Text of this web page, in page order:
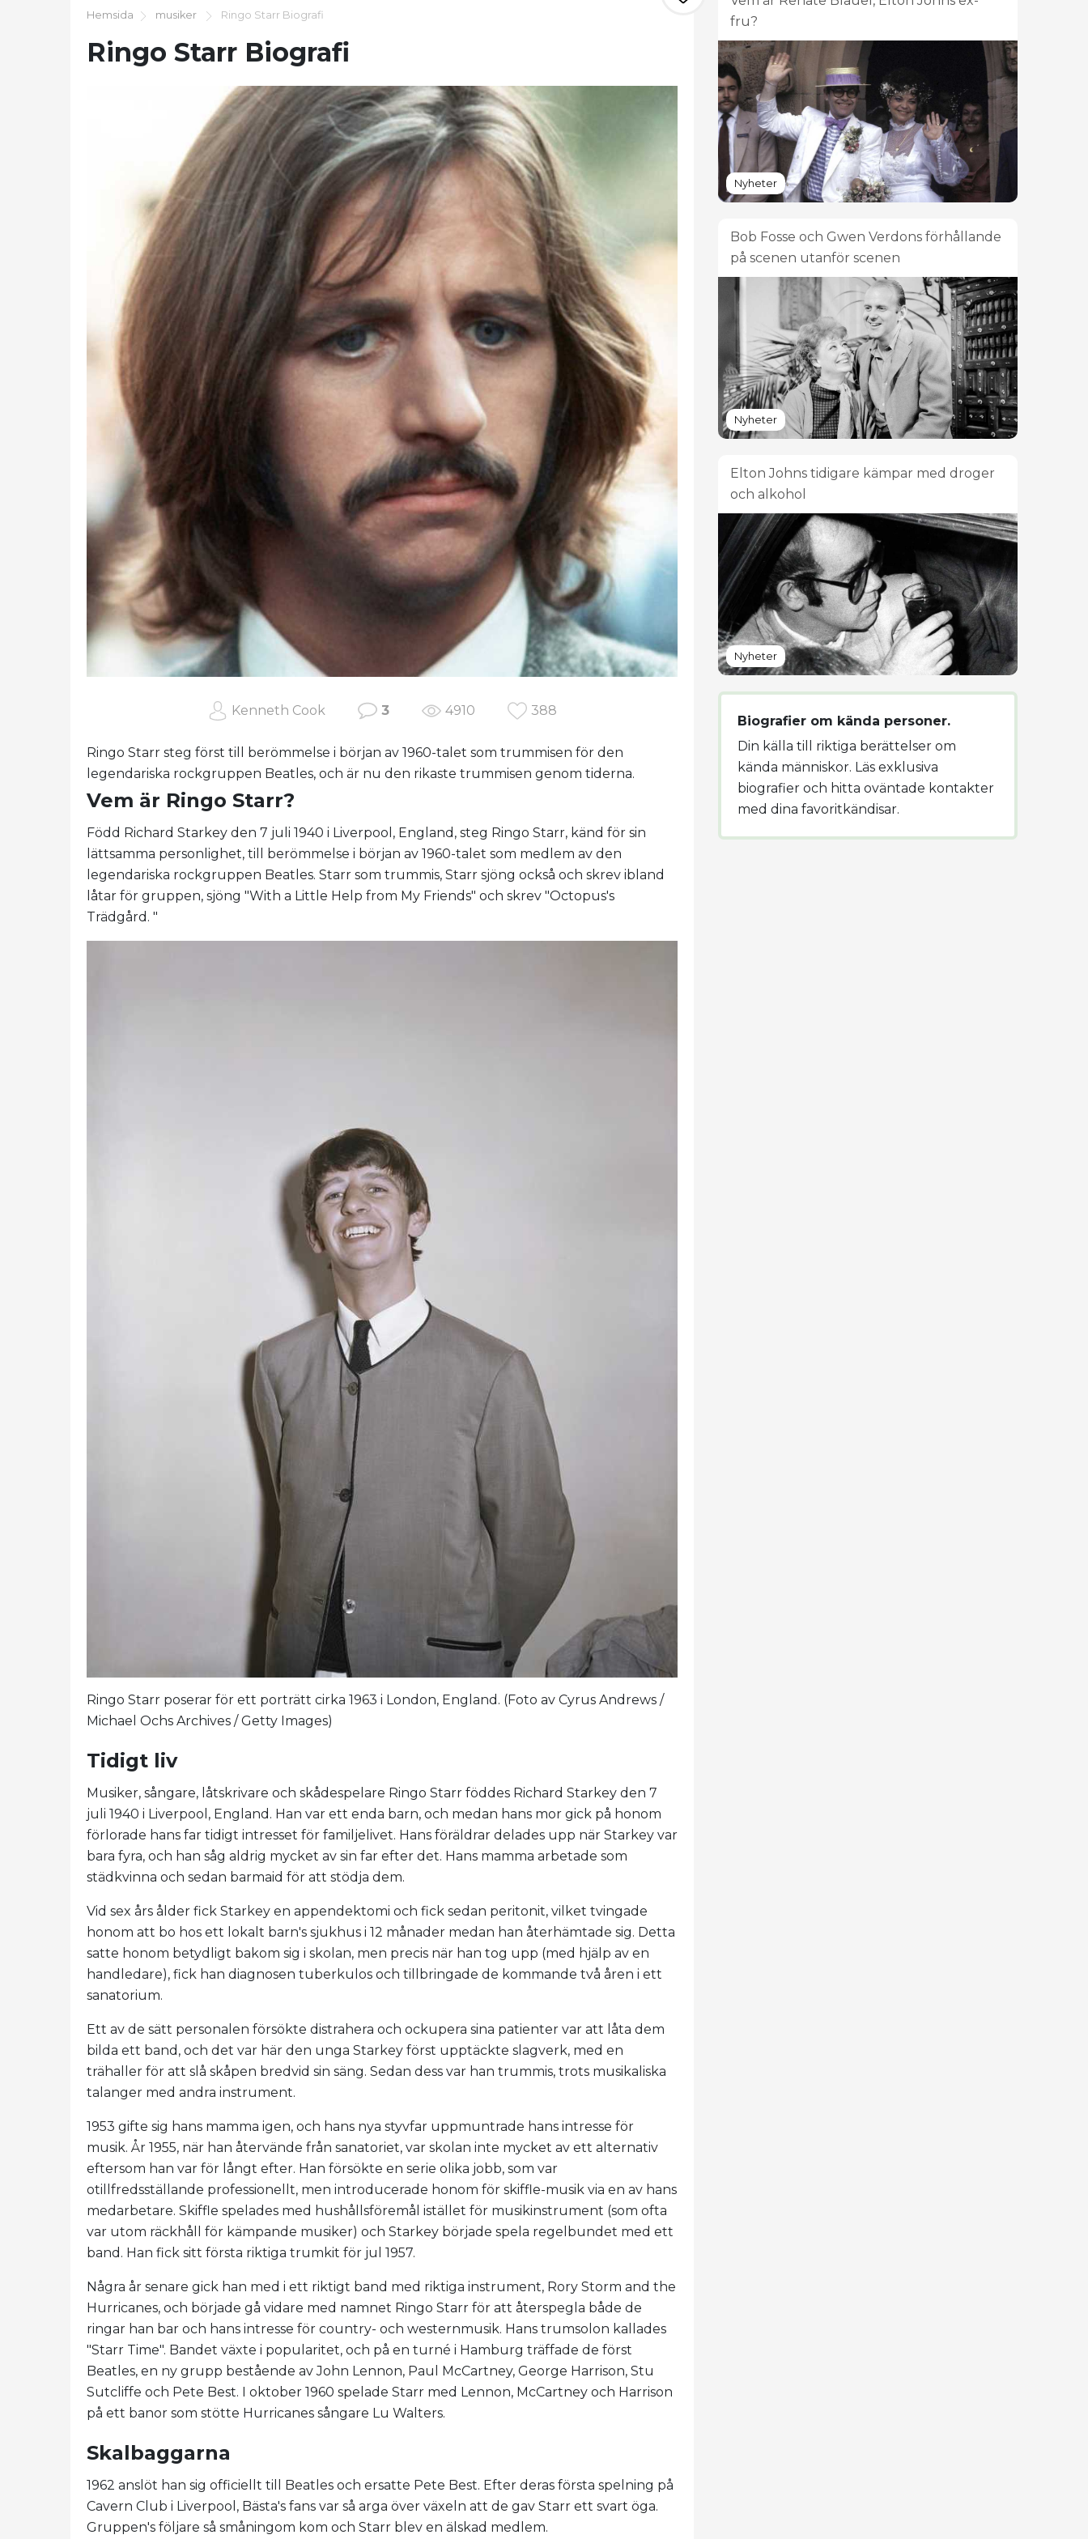
Hemsida musiker Ringo Starr Biografi
Ringo Starr Biografi
Kenneth Cook 3 4910 388
Ringo Starr steg först till berömmelse i början av 1960-talet som trummisen för den
legendariska rockgruppen Beatles, och är nu den rikaste trummisen genom tiderna.
Vem är Ringo Starr?
Född Richard Starkey den 7 juli 1940 i Liverpool, England, steg Ringo Starr, känd för sin
lättsamma personlighet, till berömmelse i början av 1960-talet som medlem av den
legendariska rockgruppen Beatles. Starr som trummis, Starr sjöng också och skrev ibland
låtar för gruppen, sjöng "With a Little Help from My Friends" och skrev "Octopus's
Trädgård. "
Ringo Starr poserar för ett porträtt cirka 1963 i London, England. (Foto av Cyrus Andrews /
Michael Ochs Archives / Getty Images)
Tidigt liv
Musiker, sångare, låtskrivare och skådespelare Ringo Starr föddes Richard Starkey den 7
juli 1940 i Liverpool, England. Han var ett enda barn, och medan hans mor gick på honom
förlorade hans far tidigt intresset för familjelivet. Hans föräldrar delades upp när Starkey var
bara fyra, och han såg aldrig mycket av sin far efter det. Hans mamma arbetade som
städkvinna och sedan barmaid för att stödja dem.
Vid sex års ålder fick Starkey en appendektomi och fick sedan peritonit, vilket tvingade
honom att bo hos ett lokalt barn's sjukhus i 12 månader medan han återhämtade sig. Detta
satte honom betydligt bakom sig i skolan, men precis när han tog upp (med hjälp av en
handledare), fick han diagnosen tuberkulos och tillbringade de kommande två åren i ett
sanatorium.
Ett av de sätt personalen försökte distrahera och ockupera sina patienter var att låta dem
bilda ett band, och det var här den unga Starkey först upptäckte slagverk, med en
trähaller för att slå skåpen bredvid sin säng. Sedan dess var han trummis, trots musikaliska
talanger med andra instrument.
1953 gifte sig hans mamma igen, och hans nya styvfar uppmuntrade hans intresse för
musik. År 1955, när han återvände från sanatoriet, var skolan inte mycket av ett alternativ
eftersom han var för långt efter. Han försökte en serie olika jobb, som var
otillfredsställande professionellt, men introducerade honom för skiffle-musik via en av hans
medarbetare. Skiffle spelades med hushållsföremål istället för musikinstrument (som ofta
var utom räckhåll för kämpande musiker) och Starkey började spela regelbundet med ett
band. Han fick sitt första riktiga trumkit för jul 1957.
Några år senare gick han med i ett riktigt band med riktiga instrument, Rory Storm and the
Hurricanes, och började gå vidare med namnet Ringo Starr för att återspegla både de
ringar han bar och hans intresse för country- och westernmusik. Hans trumsolon kallades
"Starr Time". Bandet växte i popularitet, och på en turné i Hamburg träffade de först
Beatles, en ny grupp bestående av John Lennon, Paul McCartney, George Harrison, Stu
Sutcliffe och Pete Best. I oktober 1960 spelade Starr med Lennon, McCartney och Harrison
på ett banor som stötte Hurricanes sångare Lu Walters.
Skalbaggarna
1962 anslöt han sig officiellt till Beatles och ersatte Pete Best. Efter deras första spelning på
Cavern Club i Liverpool, Bästa's fans var så arga över växeln att de gav Starr ett svart öga.
Gruppen's följare så småningom kom och Starr blev en älskad medlem.
fru?
Nyheter
Bob Fosse och Gwen Verdons förhållande
på scenen utanför scenen
Nyheter
Elton Johns tidigare kämpar med droger
och alkohol
Nyheter
Biografier om kända personer.
Din källa till riktiga berättelser om
kända människor. Läs exklusiva
biografier och hitta oväntade kontakter
med dina favoritkändisar.